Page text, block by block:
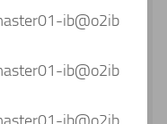
ib@o2ib
ib@o2ib